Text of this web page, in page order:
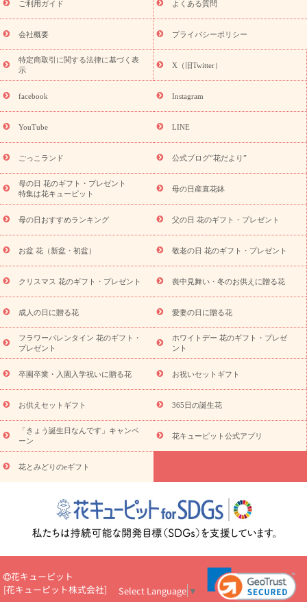
敬老の日におくる花ギフト・プレゼント特集
花ギフト・プレゼント特集
敬老の日 花のおすすめランキング
敬
老の日 花鉢植えのギフト・プレゼント特集
敬老の日 花とセットギ
フト・プレゼント特集
敬老の日の花 全てのギフト一覧
キャン
ペーン
映画『ウォーターガーディアンズ』コラボキャンペーン
「きょう誕生日なんです」キャンペーン
誕生日の花を探す
誕生日フラワーギフト 誕生日フラワーギフト特集
9月の誕生花(リンドウ)
ら探す
お祝いの花特集 当日配達特急便 お祝い商品一覧
念日
結婚祝い 出産祝い 退院祝い・快気祝い
寿祝い
プチギフト ペットのお祝いフラワー
供え・お悔やみ商品一覧
お供え・お悔やみの花
四十九日法要以
降に贈る花
通夜・葬儀に贈る花
お供え お花とセットギフト
お供え プリザーブドフラワー
ペットのお供えフラワー
お盆（新
盆・初盆）
その他 お祝い返し お見舞い
お取り寄せギフト
ビジネス用
ご自宅用 観葉植物 ミディ胡蝶蘭
プリザーブ
ドフラワー
スタイルから探す アレンジメント 花束
スタ
ンド花
お祝い お供え・お悔やみ 胡蝶蘭 胡蝶蘭・花鉢
ディ胡蝶蘭・お祝い
ミディ胡蝶蘭・お供え
世界初の青色胡蝶蘭
観葉植物
観葉植物 産直多肉植物
プリザーブドフラワー
お祝い
お供え・お悔やみ 花とセットギフト
セミオーダー
プチギフト（hanamore -ハナモア-）
花とみどりのeギフト
キューピットのeGfit
カラー ピンク イエローオレンジ
レッ
ド
お花の種類 トルコキキョウ
お祝い お祝い・3000円～ お祝い・4000円～
お祝い・
5000円～
お祝い・7000円～ お祝い・ 10000円～
お供え・お
悔やみ
円～
お供え・お悔やみ・
読み物
いのマナー
定年退職祝いのマナー
お祝いを贈るときのマナー・
花キューピットのお祝いコラム一覧
誕生日のお花を「色
彩心理学」で選ぶ方法
結婚祝いの予算相場
出産祝いお役立ち情
ール
新築引っ越し祝いコラム お祝い花のマナー総まとめ
職
場上司や先輩へ贈るお祝い花の正解は？
開店祝いの花 選び方ガイ
ご利用ガイド よくある質問
会社概要 プライバシーポリシー
特定商取引に関する法律に基づく表
示
X（旧Twitter）
facebook Instagram
YouTube LINE
ごっこランド 公式ブログ“花だより”
母の日 花のギフト・プレゼント
特集は花キューピット
母の日産直花鉢
母の日おすすめランキング 父の日 花のギフト・プレゼント
お盆 花（新盆・初盆） 敬老の日 花のギフト・プレゼント
クリスマス 花のギフト・プレゼント 喪中見舞い・冬のお供えに贈る花
成人の日に贈る花 愛妻の日に贈る花
フラワーバレンタイン 花のギフト・
プレゼント
ホワイトデー 花のギフト・プレゼ
ント
卒園卒業・入園入学祝いに贈る花 お祝いセットギフト
お供えセットギフト 365日の誕生花
「きょう誕生日なんです」キャンペ
ーン
花キューピット公式アプリ
花とみどりのeギフト
花キューピット
[花キューピット株式会社] Select Language ▼